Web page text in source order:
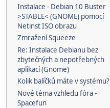
Instalace - Debian 10 Buster
>STABLE< (GNOME) pomocí
Netinst ISO obrazu
Zmražení Squeeze
Re: Instalace Debianu bez
zbytečných a nepotřebných
aplikací (Gnome)
Kolik balíčků máte v systému?
Nové téma vzhledu fóra -
Spacefun